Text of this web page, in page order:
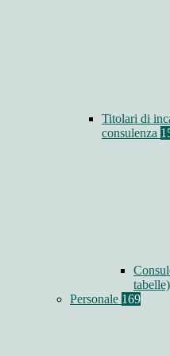
Titolari di
consulenza
tabelle)
Personale 169